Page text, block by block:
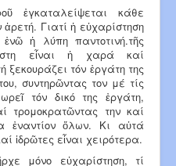
ἐγκαταλείψεται κάθε
Γιατί ἡ εὐχαρίστηση
ἡ λύπη παντοτινή.τῆς
εἶναι ἡ χαρά καί
τόν ἐργάτη της
συντηρῶντας τον μέ τίς
τόν δικό της ἐργάτη,
τρομοκρατῶντας την καί
ἐναντίον ὅλων. Κι αὐτά
ἱδρῶτες εἶναι χειρότερα.
μόνο εὐχαρίστηση, τί